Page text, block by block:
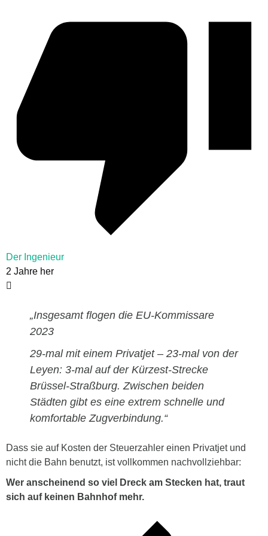
Der Ingenieur
2 Jahre her
„Insgesamt flogen die EU-Kommissare
2023
29-mal mit einem Privatjet – 23-mal von der
Leyen: 3-mal auf der Kürzest-Strecke
Brüssel-Straßburg. Zwischen beiden
Städten gibt es eine extrem schnelle und
komfortable Zugverbindung.“
Dass sie auf Kosten der Steuerzahler einen Privatjet und
nicht die Bahn benutzt, ist vollkommen nachvollziehbar:
Wer anscheinend so viel Dreck am Stecken hat, traut
sich auf keinen Bahnhof mehr.